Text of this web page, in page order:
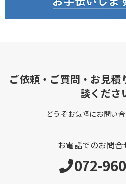
ご依頼・ご質問・お見積
談くださ
どうぞお気軽にお問い合
お電話でのお問合
072-